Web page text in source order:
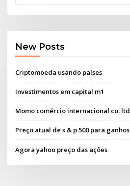
New Posts
Criptomoeda usando países
Investimentos em capital m1
Momo comércio internacional co. ltd
Preço atual de s & p 500 para ganhos
Agora yahoo preço das ações